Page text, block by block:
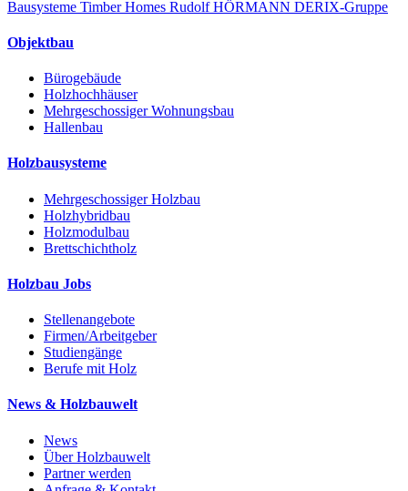
Bausysteme Timber Homes Rudolf HÖRMANN DERIX-Gruppe
Objektbau
Bürogebäude
Holzhochhäuser
Mehrgeschossiger Wohnungsbau
Hallenbau
Holzbausysteme
Mehrgeschossiger Holzbau
Holzhybridbau
Holzmodulbau
Brettschichtholz
Holzbau Jobs
Stellenangebote
Firmen/Arbeitgeber
Studiengänge
Berufe mit Holz
News & Holzbauwelt
News
Über Holzbauwelt
Partner werden